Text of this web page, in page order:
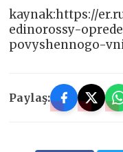
kaynak:https://
edinorossy-
povyshennogo-
Paylaş: